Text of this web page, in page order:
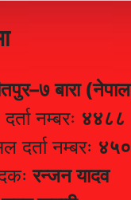
बारा
नम्बरः ४४८८
दर्ता नम्बरः
रन्जन यादव